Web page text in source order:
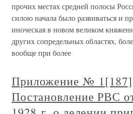
прочих местах средней полосы
силою начала было развиваться и
иноческая в новом великом
других сопредельных областях,
вообще при более
Приложение № 1[187]
Постановление РВС